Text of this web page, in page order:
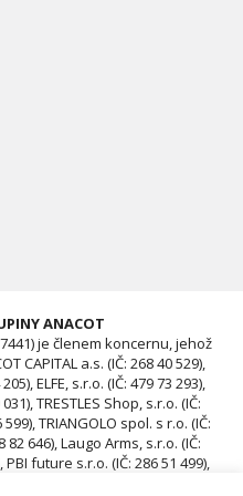
ANACOT
je členem koncernu, jehož
CAPITAL a.s. (IČ: 268 40 529),
ELFE, s.r.o. (IČ: 479 73 293),
TRESTLES Shop, s.r.o. (IČ:
TRIANGOLO spol. s r.o. (IČ:
82 646), Laugo Arms, s.r.o. (IČ:
PBI future s.r.o. (IČ: 286 51 499),